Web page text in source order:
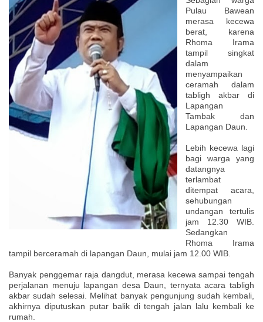
Pulau Bawean
merasa kecewa
berat, karena
Rhoma Irama
tampil singkat
dalam
menyampaikan
ceramah dalam
tabligh akbar di
Lapangan
Tambak dan
Lapangan Daun.
Lebih kecewa lagi
bagi warga yang
datangnya
terlambat
ditempat acara,
sehubungan
undangan tertulis
jam 12.30 WIB.
Sedangkan
Rhoma Irama
tampil berceramah di lapangan Daun, mulai jam 12.00 WIB.
Banyak penggemar raja dangdut, merasa kecewa sampai tengah
perjalanan menuju lapangan desa Daun, ternyata acara tabligh
akbar sudah selesai. Melihat banyak pengunjung sudah kembali,
akhirnya diputuskan putar balik di tengah jalan lalu kembali ke
rumah.